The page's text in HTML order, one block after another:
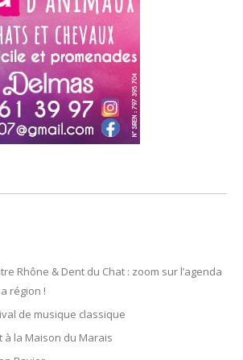
Rhône & Dent du Chat : zoom sur l’agenda
région !
de musique classique
à la Maison du Marais